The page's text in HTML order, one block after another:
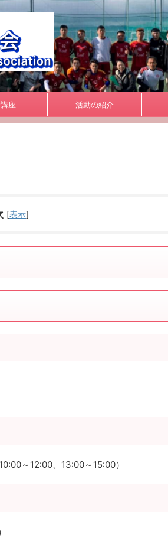
座 活動の紹介
[表示]
～12:00、13:00～15:00）